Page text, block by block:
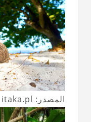
المصدر: itaka.pl